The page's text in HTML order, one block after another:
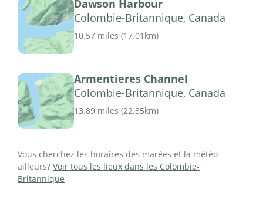
Dawson Harbour
Colombie-Britannique, Canada
10.57 miles (17.01km)
Armentieres Channel
Colombie-Britannique, Canada
13.89 miles (22.35km)
Vous cherchez les horaires des marées et la météo
ailleurs? Voir tous les lieux dans les Colombie-
Britannique